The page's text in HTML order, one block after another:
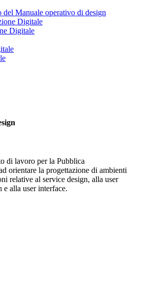
del Manuale operativo di design
Digitale
di lavoro per la Pubblica
orientare la progettazione di ambienti
relative al service design, alla user
e alla user interface.